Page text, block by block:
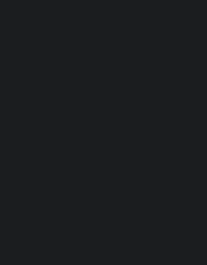
cm, 40×50 cm,